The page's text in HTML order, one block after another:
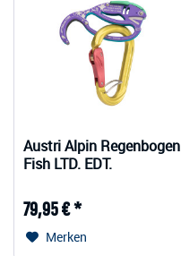
Austri Alpin Regenbogen
Fish LTD. EDT.
79,95 € *
Merken